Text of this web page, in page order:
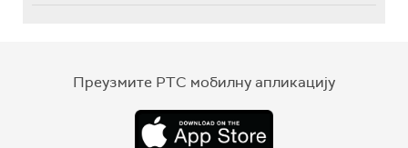
Преузмите РТС мобилну апликацију